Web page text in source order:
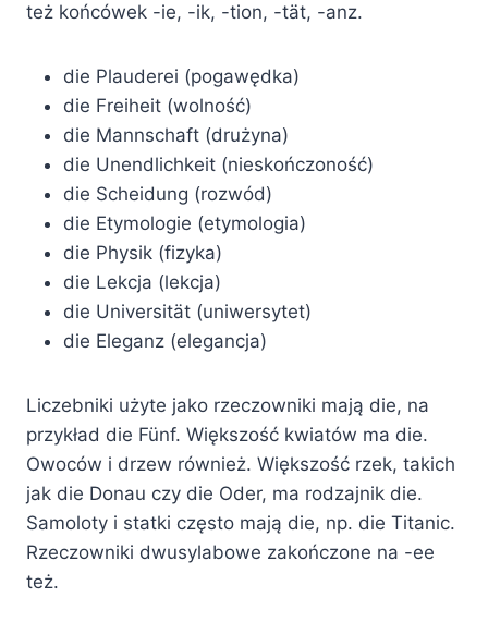
też końcówek -ie, -ik, -tion, -tät, -anz.
die Plauderei (pogawędka)
die Freiheit (wolność)
die Mannschaft (drużyna)
die Unendlichkeit (nieskończoność)
die Scheidung (rozwód)
die Etymologie (etymologia)
die Physik (fizyka)
die Lekcja (lekcja)
die Universität (uniwersytet)
die Eleganz (elegancja)
Liczebniki użyte jako rzeczowniki mają die, na
przykład die Fünf. Większość kwiatów ma die.
Owoców i drzew również. Większość rzek, takich
jak die Donau czy die Oder, ma rodzajnik die.
Samoloty i statki często mają die, np. die Titanic.
Rzeczowniki dwusylabowe zakończone na -ee
też.